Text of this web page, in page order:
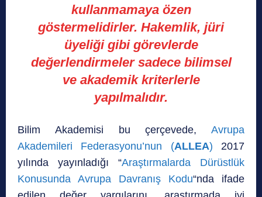
kullanmamaya özen
göstermelidirler. Hakemlik, jüri
üyeliği gibi görevlerde
değerlendirmeler sadece bilimsel
ve akademik kriterlerle
yapılmalıdır.
Bilim Akademisi bu çerçevede, Avrupa
Akademileri Federasyonu’nun (ALLEA) 2017
yılında yayınladığı “Araştırmalarda Dürüstlük
Konusunda Avrupa Davranış Kodu“nda ifade